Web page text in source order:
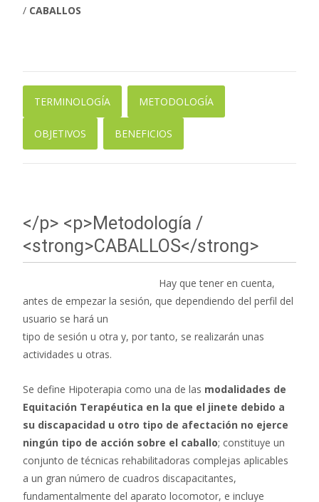
/ CABALLOS
TERMINOLOGÍA METODOLOGÍA
OBJETIVOS BENEFICIOS
</p> <p>Metodología /
<strong>CABALLOS</strong>
Hay que tener en cuenta,
antes de empezar la sesión, que dependiendo del perfil del
usuario se hará un
tipo de sesión u otra y, por tanto, se realizarán unas
actividades u otras.
Se define Hipoterapia como una de las modalidades de
Equitación Terapéutica en la que el jinete debido a
su discapacidad u otro tipo de afectación no ejerce
ningún tipo de acción sobre el caballo; constituye un
conjunto de técnicas rehabilitadoras complejas aplicables
a un gran número de cuadros discapacitantes,
fundamentalmente del aparato locomotor, e incluye